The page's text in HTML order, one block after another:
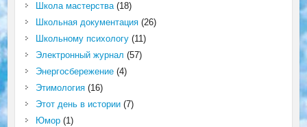
Школа мастерства(18)
Школьная документация(26)
Школьному психологу(11)
Электронный журнал (57)
Энергосбережение(4)
Этимология(16)
Этот день в истории(7)
Юмор(1)